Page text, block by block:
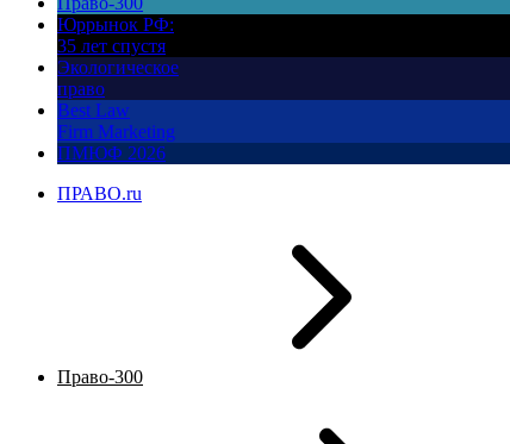
Юррынок РФ:
35 лет спустя
Экологическое
право
Best Law
Firm Marketing
ПМЮФ 2026
ПРАВО.ru
Право-300